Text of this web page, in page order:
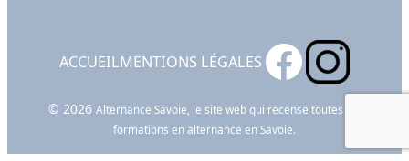
ACCUEILMENTIONS LÉGALES
© 2026 Alternance Savoie, le site web qui recense toutes les
formations en alternance en Savoie.